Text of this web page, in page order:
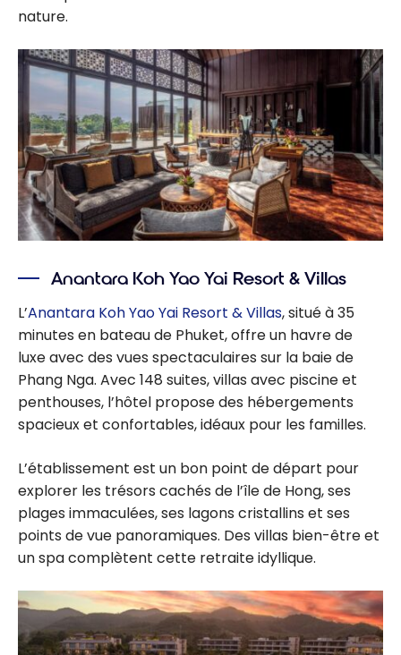
nature.
Anantara Koh Yao Yai Resort & Villas
L’Anantara Koh Yao Yai Resort & Villas, situé à 35
minutes en bateau de Phuket, offre un havre de
luxe avec des vues spectaculaires sur la baie de
Phang Nga. Avec 148 suites, villas avec piscine et
penthouses, l’hôtel propose des hébergements
spacieux et confortables, idéaux pour les familles.
L’établissement est un bon point de départ pour
explorer les trésors cachés de l’île de Hong, ses
plages immaculées, ses lagons cristallins et ses
points de vue panoramiques. Des villas bien-être et
un spa complètent cette retraite idyllique.